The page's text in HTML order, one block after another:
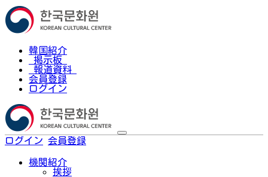
韓国紹介
掲示板
報道資料
会員登録
ログイン
ログイン 会員登録
機関紹介
挨拶